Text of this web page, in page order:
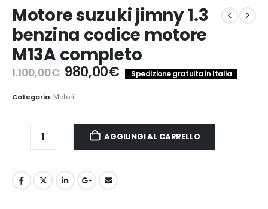
Motore suzuki jimny 1.3
benzina codice motore
M13A completo
1.100,00€ Il
prezzo
originale
era:
1.100,00€.
980,00€Il
prezzo
è:
980,00€.
Spedizione gratuita in Italia
Categoria: Motori
AGGIUNGI AL CARRELLO